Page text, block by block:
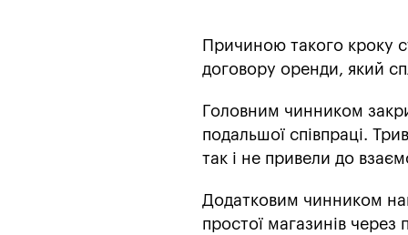
Причиною такого кроку
договору оренди, який
Головним чинником
подальшої співпраці.
так і не привели до
Додатковим чинником
простої магазинів через